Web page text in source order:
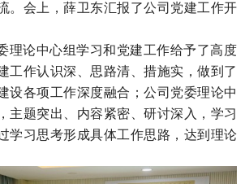
。会上，薛卫东汇报了公司党建工作开
理论中心组学习和党建工作给予了高度
工作认识深、思路清、措施实，做到了
设各项工作深度融合；公司党委理论中
主题突出、内容紧密、研讨深入，学习
学习思考形成具体工作思路，达到理论